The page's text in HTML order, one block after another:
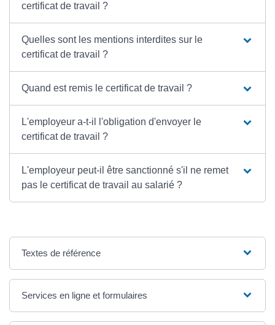
certificat de travail ?
Quelles sont les mentions interdites sur le
certificat de travail ?
Quand est remis le certificat de travail ?
L'employeur a-t-il l'obligation d'envoyer le
certificat de travail ?
L'employeur peut-il être sanctionné s'il ne remet
pas le certificat de travail au salarié ?
Textes de référence
Services en ligne et formulaires